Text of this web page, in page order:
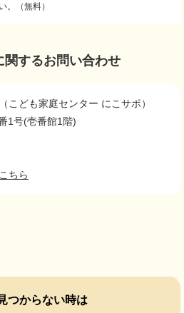
。（無料）
関するお問い合わせ
こども家庭センター にこサポ）
1号(壱番館1階)
ちら
つからない時は